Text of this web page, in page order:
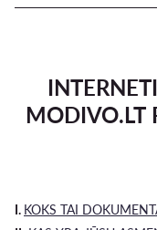
MODIVO.LT
I. KOKS TAI